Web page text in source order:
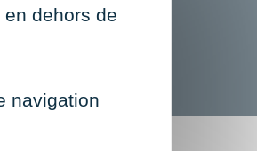
dehors de
navigation